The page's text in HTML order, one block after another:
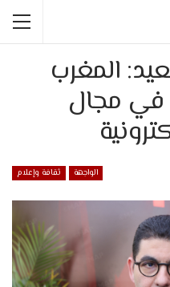
المغرب
في مجال
الواجهة ثقافة وإعلام